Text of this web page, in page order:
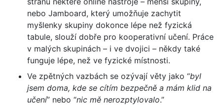
nebo Jamboard, který umožňuje zachytit
myšlenky skupiny dokonce lépe než fyzická
tabule, slouží dobře pro kooperativní učení. Práce
v malých skupinách – i ve dvojici – někdy také
funguje lépe, než ve fyzické místnosti.
Ve zpětných vazbách se ozývají věty jako “byl
jsem doma, kde se cítím bezpečně a mám klid na
učení” nebo “nic mě nerozptylovalo.”